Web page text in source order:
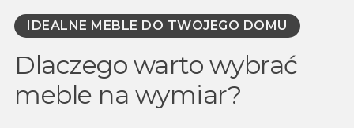
IDEALNE MEBLE DO TWOJEGO DOMU
Dlaczego warto wybrać
meble na wymiar?